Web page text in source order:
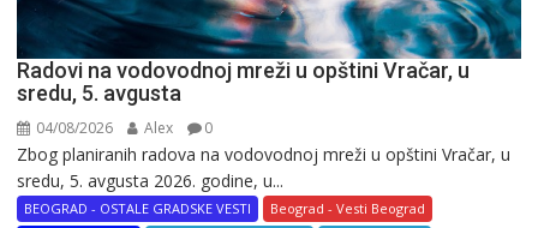
Radovi na vodovodnoj mreži u opštini Vračar, u
sredu, 5. avgusta
04/08/2026 Alex 0
Zbog planiranih radova na vodovodnoj mreži u opštini Vračar, u
sredu, 5. avgusta 2026. godine, u...
BEOGRAD - OSTALE GRADSKE VESTI
Beograd - Vesti Beograd